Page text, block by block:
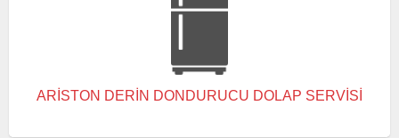
ARISTON DERIN DONDURUCU DOLAP SERVISI